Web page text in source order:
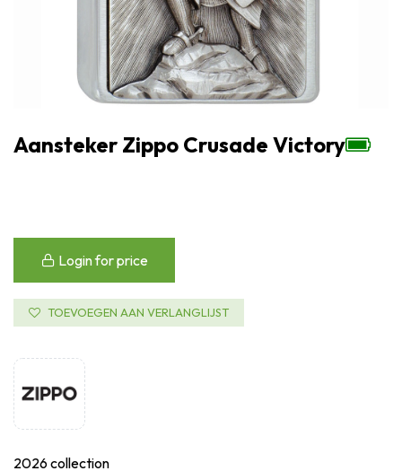
Aansteker Zippo Crusade Victory
Login for price
TOEVOEGEN AAN VERLANGLIJST
2026 collection